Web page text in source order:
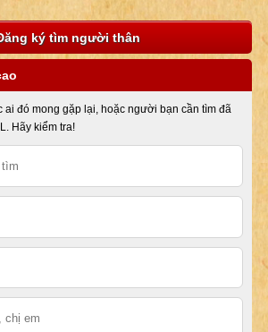
ký tìm người thân
ai đó mong gặp lại, hoặc người bạn cần tìm đã
Hãy kiểm tra!